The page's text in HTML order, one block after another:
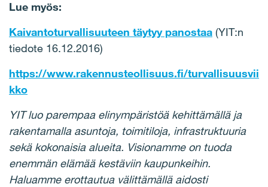
Lue myös:
Kaivantoturvallisuuteen täytyy panostaa (YIT:n
tiedote 16.12.2016)
https://www.rakennusteollisuus.fi/turvallisuusvii
kko
YIT luo parempaa elinympäristöä kehittämällä ja
rakentamalla asuntoja, toimitiloja, infrastruktuuria
sekä kokonaisia alueita. Visionamme on tuoda
enemmän elämää kestäviin kaupunkeihin.
Haluamme erottautua välittämällä aidosti